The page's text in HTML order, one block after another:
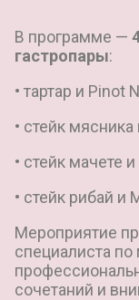
В программе —
гастропары:
• тартар и Pinot
• стейк
• стейк мачете
• стейк рибай и
Мероприятие
специалиста
сочетаний и